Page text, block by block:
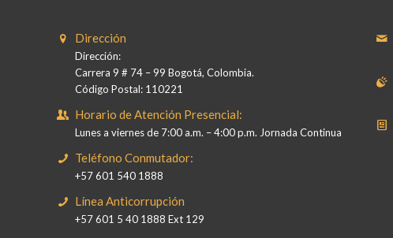
Dirección
Dirección:
Carrera 9 # 74 – 99 Bogotá, Colombia.
Código Postal: 110221
Horario de Atención Presencial:
Lunes a viernes de 7:00 a.m. – 4:00 p.m. Jornada Continua
Teléfono Conmutador:
+57 601 540 1888
Línea Anticorrupción
+57 601 5 40 1888 Ext 129